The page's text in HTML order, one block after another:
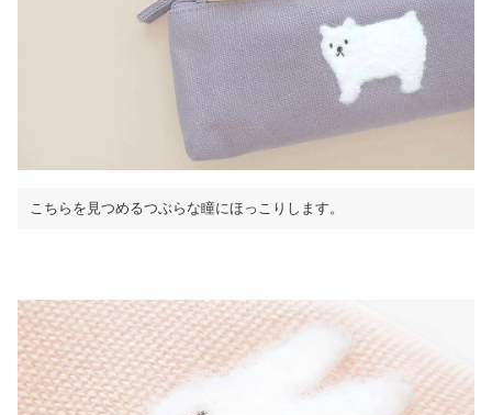
こちらを見つめるつぶらな瞳にほっこりします。